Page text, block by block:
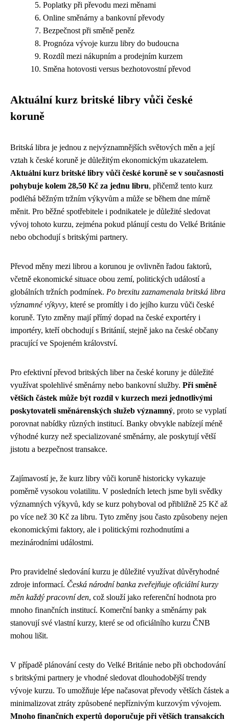
Poplatky při převodu mezi měnami
Online směnárny a bankovní převody
Bezpečnost při směně peněz
Prognóza vývoje kurzu libry do budoucna
Rozdíl mezi nákupním a prodejním kurzem
Směna hotovosti versus bezhotovostní převod
Aktuální kurz britské libry vůči české
koruně
Britská libra je jednou z nejvýznamnějších světových měn a její
vztah k české koruně je důležitým ekonomickým ukazatelem.
Aktuální kurz britské libry vůči české koruně se v současnosti
pohybuje kolem 28,50 Kč za jednu libru, přičemž tento kurz
podléhá běžným tržním výkyvům a může se během dne mírně
měnit. Pro běžné spotřebitele i podnikatele je důležité sledovat
vývoj tohoto kurzu, zejména pokud plánují cestu do Velké Británie
nebo obchodují s britskými partnery.
Převod měny mezi librou a korunou je ovlivněn řadou faktorů,
včetně ekonomické situace obou zemí, politických událostí a
globálních tržních podmínek. Po brexitu zaznamenala britská libra
významné výkyvy, které se promítly i do jejího kurzu vůči české
koruně. Tyto změny mají přímý dopad na české exportéry i
importéry, kteří obchodují s Británií, stejně jako na české občany
pracující ve Spojeném království.
Pro efektivní převod britských liber na české koruny je důležité
využívat spolehlivé směnárny nebo bankovní služby. Při směně
větších částek může být rozdíl v kurzech mezi jednotlivými
poskytovateli směnárenských služeb významný, proto se vyplatí
porovnat nabídky různých institucí. Banky obvykle nabízejí méně
výhodné kurzy než specializované směnárny, ale poskytují větší
jistotu a bezpečnost transakce.
Zajímavostí je, že kurz libry vůči koruně historicky vykazuje
poměrně vysokou volatilitu. V posledních letech jsme byli svědky
významných výkyvů, kdy se kurz pohyboval od přibližně 25 Kč až
po více než 30 Kč za libru. Tyto změny jsou často způsobeny nejen
ekonomickými faktory, ale i politickými rozhodnutími a
mezinárodními událostmi.
Pro pravidelné sledování kurzu je důležité využívat důvěryhodné
zdroje informací. Česká národní banka zveřejňuje oficiální kurzy
měn každý pracovní den, což slouží jako referenční hodnota pro
mnoho finančních institucí. Komerční banky a směnárny pak
stanovují své vlastní kurzy, které se od oficiálního kurzu ČNB
mohou lišit.
V případě plánování cesty do Velké Británie nebo při obchodování
s britskými partnery je vhodné sledovat dlouhodobější trendy
vývoje kurzu. To umožňuje lépe načasovat převody větších částek a
minimalizovat ztráty způsobené nepříznivým kurzovým vývojem.
Mnoho finančních expertů doporučuje při větších transakcích